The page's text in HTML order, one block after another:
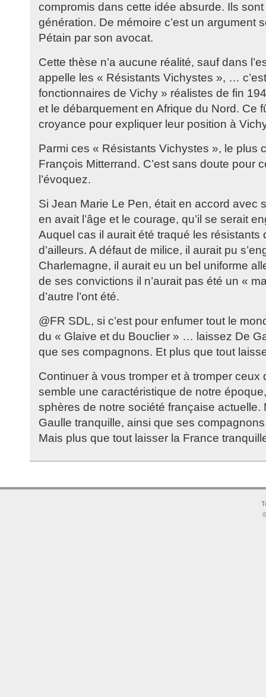
compromis dans cette idée absurde. Ils
génération. De mémoire c’est un argument
Pétain par son avocat.
Cette thèse n’a aucune réalité, sauf dans
appelle les « Résistants Vichystes », …
fonctionnaires de Vichy » réalistes de fin
et le débarquement en Afrique du Nord. Ce
croyance pour expliquer leur position à
Parmi ces « Résistants Vichystes », le plus
François Mitterrand. C’est sans doute pour
l’évoquez.
Si Jean Marie Le Pen, était en accord avec
en avait l’âge et le courage, qu’il se serait
Auquel cas il aurait été traqué les résistants
d’ailleurs. A défaut de milice, il aurait pu
Charlemagne, il aurait eu un bel uniforme
de ses convictions il n’aurait pas été un «
d’autre l’ont été.
@FR SDL, si c’est pour enfumer tout le
du « Glaive et du Bouclier » … laissez De
que ses compagnons. Et plus que tout
Continuer à vous tromper et à tromper
semble une caractéristique de notre
sphères de notre société française
Gaulle tranquille, ainsi que ses
Mais plus que tout laisser la France